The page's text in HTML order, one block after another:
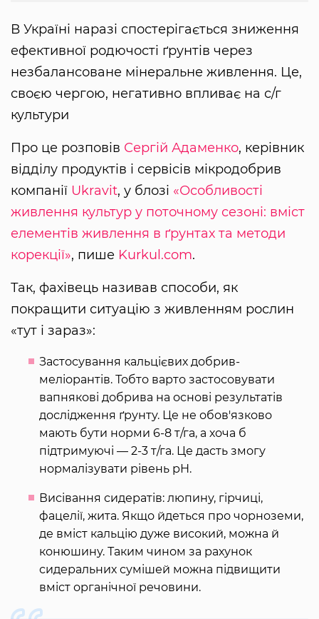
В Україні наразі спостерігається зниження
ефективної родючості ґрунтів через
незбалансоване мінеральне живлення. Це,
своєю чергою, негативно впливає на с/г
культури
Про це розповів Сергій Адаменко, керівник
відділу продуктів і сервісів мікродобрив
компанії Ukravit, у блозі «Особливості
живлення культур у поточному сезоні: вміст
елементів живлення в ґрунтах та методи
корекції», пише Kurkul.com.
Так, фахівець називав способи, як
покращити ситуацію з живленням рослин
«тут і зараз»:
Застосування кальцієвих добрив-
меліорантів. Тобто варто застосовувати
вапнякові добрива на основі результатів
дослідження ґрунту. Це не обов'язково
мають бути норми 6-8 т/га, а хоча б
підтримуючі — 2-3 т/га. Це дасть змогу
нормалізувати рівень рН.
Висівання сидератів: люпину, гірчиці,
фацелії, жита. Якщо йдеться про чорноземи,
де вміст кальцію дуже високий, можна й
конюшину. Таким чином за рахунок
сидеральних сумішей можна підвищити
вміст органічної речовини.